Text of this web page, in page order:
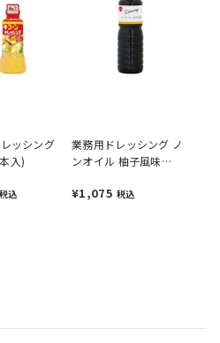
ッシング
入)
税込
業務用ドレッシング ノ
ンオイル 柚子風味
¥1,075 税込